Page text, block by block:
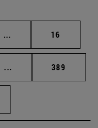
... Páginas intermedias
Página
16
... Páginas intermedias
Página
389